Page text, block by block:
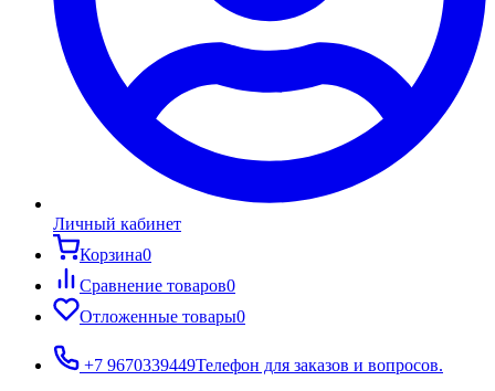
Личный кабинет
Корзина0
Сравнение товаров0
Отложенные товары0
+7 9670339449Телефон для заказов и вопросов.